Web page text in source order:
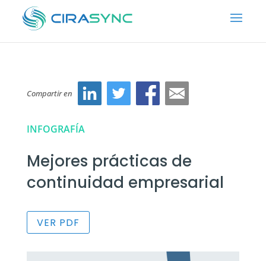
Compartir en
INFOGRAFÍA
Mejores prácticas de
continuidad empresarial
VER PDF